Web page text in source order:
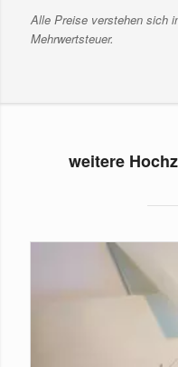
Alle Preise verstehen sich
Mehrwertsteuer.
weitere